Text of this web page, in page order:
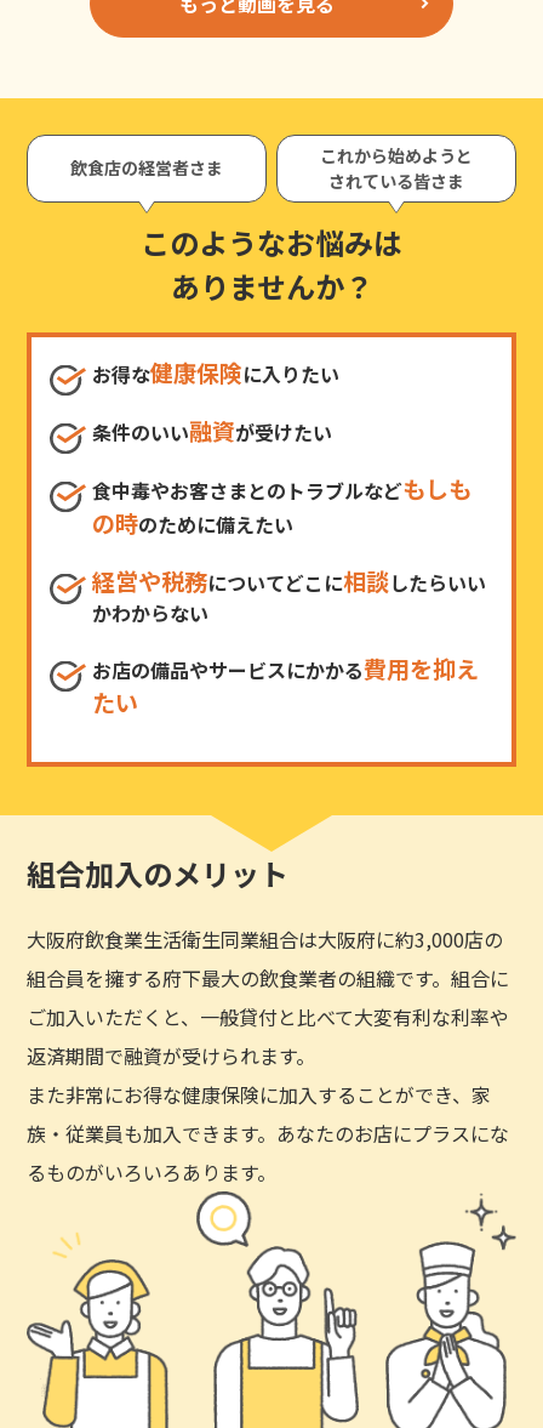
飲食店の経営者さま
これから始めようと
されている皆さま
このようなお悩みは
ありませんか？
お得な健康保険に入りたい
条件のいい融資が受けたい
食中毒やお客さまとのトラブルなどもしも
の時のために備えたい
経営や税務についてどこに相談したらいい
かわからない
お店の備品やサービスにかかる費用を抑え
たい
組合加入のメリット
大阪府飲食業生活衛生同業組合は大阪府に約3,000店の
組合員を擁する府下最大の飲食業者の組織です。組合に
ご加入いただくと、一般貸付と比べて大変有利な利率や
返済期間で融資が受けられます。
また非常にお得な健康保険に加入することができ、家
族・従業員も加入できます。あなたのお店にプラスにな
るものがいろいろあります。